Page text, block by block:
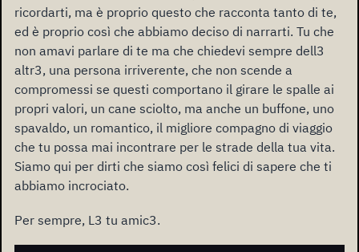
ricordarti, ma è proprio questo che racconta tanto di te,
ed è proprio così che abbiamo deciso di narrarti. Tu che
non amavi parlare di te ma che chiedevi sempre dell3
altr3, una persona irriverente, che non scende a
compromessi se questi comportano il girare le spalle ai
propri valori, un cane sciolto, ma anche un buffone, uno
spavaldo, un romantico, il migliore compagno di viaggio
che tu possa mai incontrare per le strade della tua vita.
Siamo qui per dirti che siamo così felici di sapere che ti
abbiamo incrociato.
Per sempre, L3 tu amic3.